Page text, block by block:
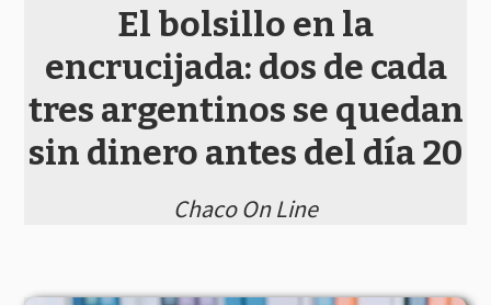
El bolsillo en la
encrucijada: dos de cada
tres argentinos se quedan
sin dinero antes del día 20
Chaco On Line